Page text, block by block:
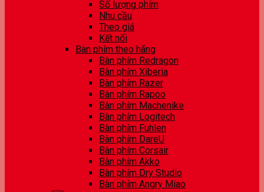
Số lượng phím
Nhu cầu
Theo giá
Kết nối
Bàn phím theo hãng
Bàn phím Redragon
Bàn phím Xiberia
Bàn phím Razer
Bàn phím Rapoo
Bàn phím Machenike
Bàn phím Logitech
Bàn phím Fuhlen
Bàn phím DareU
Bàn phím Corsair
Bàn phím Akko
Bàn phím Dry Studio
Bàn phím Angry Miao